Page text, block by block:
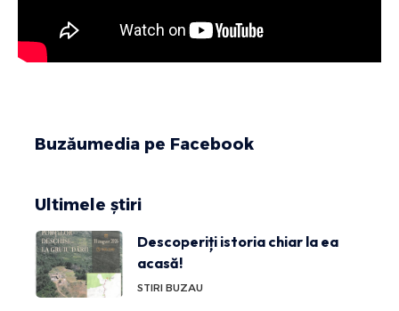
Buzăumedia pe Facebook
Ultimele știri
Descoperiți istoria chiar la ea
acasă!
STIRI BUZAU